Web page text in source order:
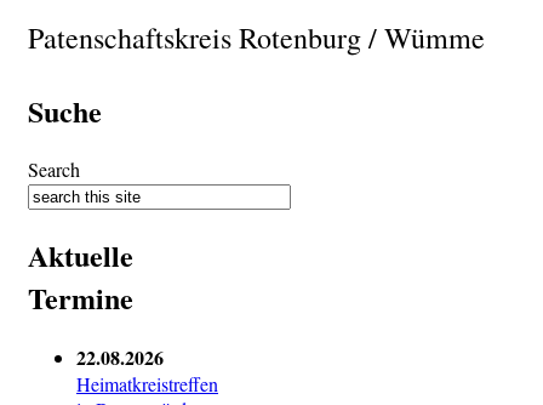
Patenschaftskreis Rotenburg / Wümme
Suche
Search
Aktuelle
Termine
22.08.2026
Heimatkreistreffen